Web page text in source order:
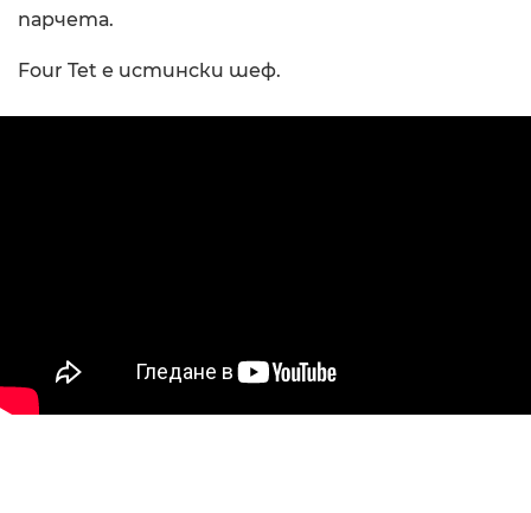
парчета.
Four Tet е истински шеф.